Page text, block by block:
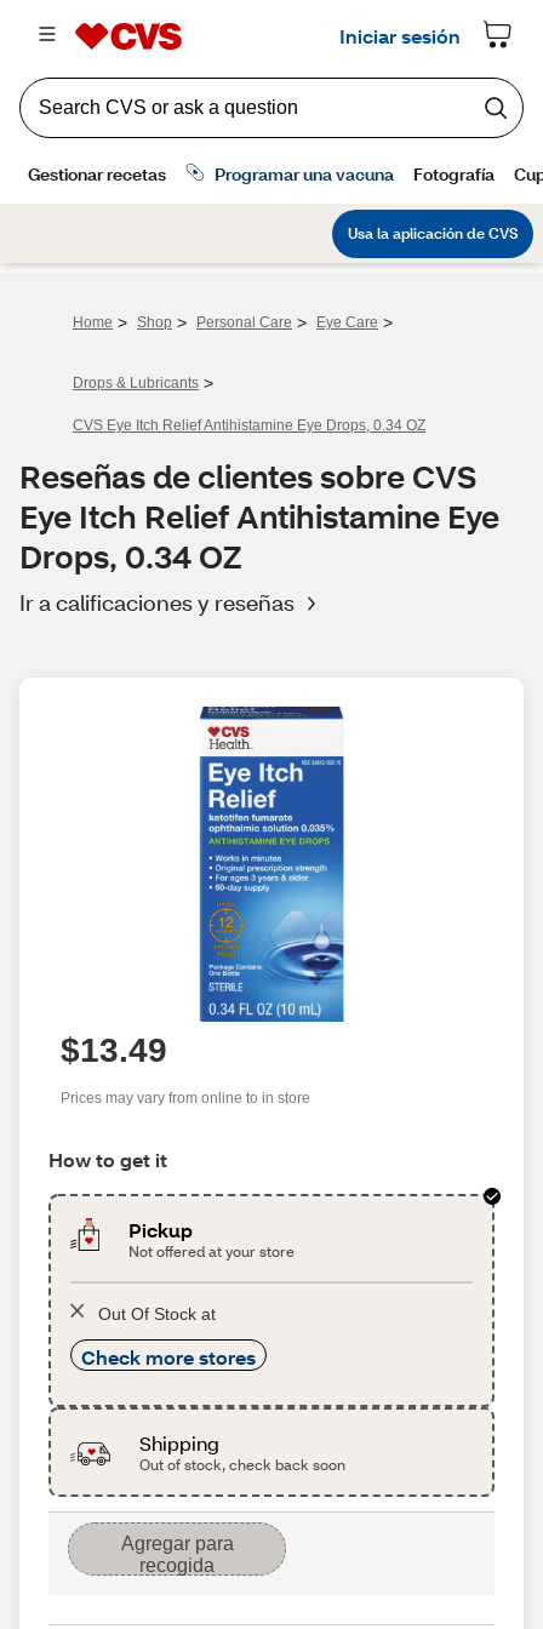
Home > Shop > Personal Care > Eye Care >
Drops & Lubricants >
CVS Eye Itch Relief Antihistamine Eye Drops, 0.34 OZ
Reseñas de clientes sobre CVS
Eye Itch Relief Antihistamine Eye
Drops, 0.34 OZ
Ir a calificaciones y reseñas
$13.49
Prices may vary from online to in store
How to get it
Pickup
Not offered at your store
Out Of Stock at
Check more stores
Shipping
Out of stock, check back soon
Agregar para
recogida